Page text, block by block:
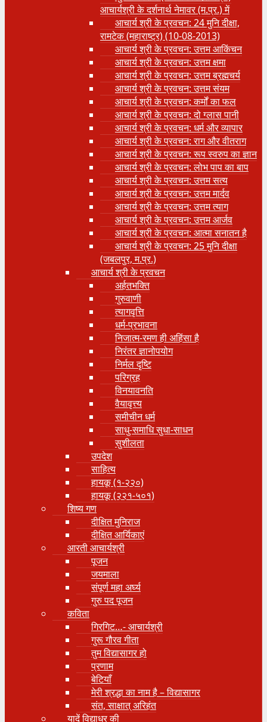
आचार्यश्री के दर्शनार्थ नेमावर (म.प्र.) में
आचार्य श्री के प्रवचन: 24 मुनि दीक्षा,
रामटेक (महाराष्ट्र) (10-08-2013)
आचार्य श्री के प्रवचन: उत्तम आकिंचन
आचार्य श्री के प्रवचन: उत्तम क्षमा
आचार्य श्री के प्रवचन: उत्तम ब्रह्मचर्य
आचार्य श्री के प्रवचन: उत्तम संयम
आचार्य श्री के प्रवचन: कर्मों का फल
आचार्य श्री के प्रवचन: दो ग्लास पानी
आचार्य श्री के प्रवचन: धर्म और व्यापार
आचार्य श्री के प्रवचन: राग और वीतराग
आचार्य श्री के प्रवचन: रूप स्वरुप का ज्ञान
आचार्य श्री के प्रवचन: लोभ पाप का बाप
आचार्य श्री के प्रवचन: उत्तम सत्य
आचार्य श्री के प्रवचन: उत्तम मार्दव
आचार्य श्री के प्रवचन: उत्तम त्याग
आचार्य श्री के प्रवचन: उत्तम आर्जव
आचार्य श्री के प्रवचन: आत्मा सनातन है
आचार्य श्री के प्रवचन: 25 मुनि दीक्षा
(जबलपुर, म.प्र.)
आचार्य श्री के प्रवचन
अर्हतभक्ति
गुरुवाणी
त्यागवृत्ति
धर्म-प्रभावना
निजात्म-रमण ही अहिंसा है
निरंतर ज्ञानोपयोग
निर्मल दृष्टि
परिग्रह
विनयावनति
वैयावृत्त्य
समीचीन धर्म
साधु-समाधि सुधा-साधन
सुशीलता
उपदेश
साहित्य
हायकू (१‍-२२०)
हायकू (२२१-५०१)
शिष्य गण
दीक्षित मुनिराज
दीक्षित आर्यिकाएं
आरती आचार्यश्री
पूजन
जयमाला
संपूर्ण महा अर्घ्य
गुरु पद पूजन
कविता
गिरगिट…- आचार्यश्री
गुरू गौरव गीता
तुम विद्यासागर हो
प्रणाम
बेटियाँ
मेरी श्रद्धा का नाम है – विद्यासागर
संत, साक्षात् अरिहंत
यादें विद्याधर की